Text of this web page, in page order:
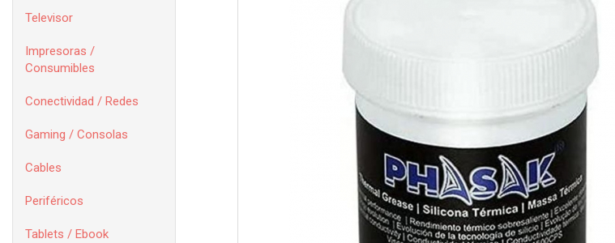
Televisor
Impresoras /
Consumibles
Conectividad / Redes
Gaming / Consolas
Cables
Periféricos
Tablets / Ebook